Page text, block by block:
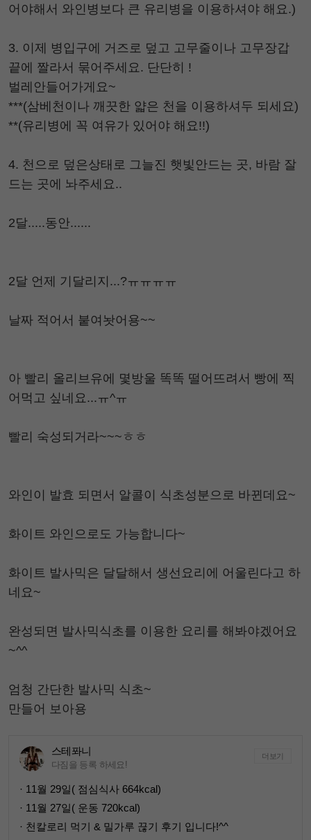
어야해서 와인병보다 큰 유리병을 이용하셔야 해요.)
3. 이제 병입구에 거즈로 덮고 고무줄이나 고무장갑
끝에 짤라서 묶어주세요. 단단히 !
벌레안들어가게요~
***(삼베천이나 깨끗한 얇은 천을 이용하셔두 되세요)
**(유리병에 꼭 여유가 있어야 해요!!)
4. 천으로 덮은상태로 그늘진 햇빛안드는 곳, 바람 잘
드는 곳에 놔주세요..
2달.....동안......
2달 언제 기달리지...?ㅠㅠㅠㅠ
날짜 적어서 붙여놧어용~~
아 빨리 올리브유에 몇방울 똑똑 떨어뜨려서 빵에 찍
어먹고 싶네요...ㅠ^ㅠ
빨리 숙성되거라~~~ㅎㅎ
와인이 발효 되면서 알콜이 식초성분으로 바뀐데요~
화이트 와인으로도 가능합니다~
화이트 발사믹은 달달해서 생선요리에 어울린다고 하
네요~
완성되면 발사믹식초를 이용한 요리를 해봐야겠어요
~^^
엄청 간단한 발사믹 식초~
만들어 보아용
스테퐈니
다짐을 등록 하세요!
더보기
· 11월 29일( 점심식사 664kcal)
· 11월 27일( 운동 720kcal)
· 천칼로리 먹기 & 밀가루 끊기 후기 입니다!^^